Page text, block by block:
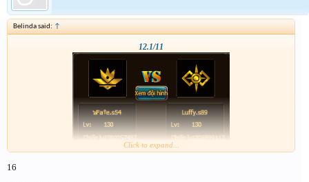
Belinda said: ↑
12.1/11
Click to expand...
16